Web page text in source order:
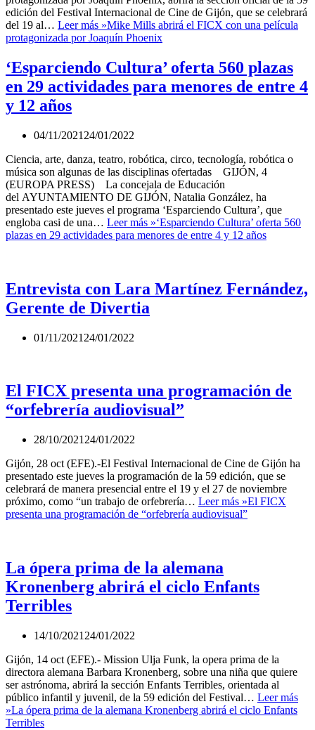
edición del Festival Internacional de Cine de Gijón, que se celebrará
del 19 al… Leer más »Mike Mills abrirá el FICX con una película
protagonizada por Joaquín Phoenix
‘Esparciendo Cultura’ oferta 560 plazas
en 29 actividades para menores de entre 4
y 12 años
04/11/2021 24/01/2022
Ciencia, arte, danza, teatro, robótica, circo, tecnología, robótica o
música son algunas de las disciplinas ofertadas GIJÓN, 4
(EUROPA PRESS) La concejala de Educación
del AYUNTAMIENTO DE GIJÓN, Natalia González, ha
presentado este jueves el programa ‘Esparciendo Cultura’, que
engloba casi de una… Leer más »‘Esparciendo Cultura’ oferta 560
plazas en 29 actividades para menores de entre 4 y 12 años
Entrevista con Lara Martínez Fernández,
Gerente de Divertia
01/11/2021 24/01/2022
El FICX presenta una programación de
“orfebrería audiovisual”
28/10/2021 24/01/2022
Gijón, 28 oct (EFE).-El Festival Internacional de Cine de Gijón ha
presentado este jueves la programación de la 59 edición, que se
celebrará de manera presencial entre el 19 y el 27 de noviembre
próximo, como “un trabajo de orfebrería… Leer más »El FICX
presenta una programación de “orfebrería audiovisual”
La ópera prima de la alemana
Kronenberg abrirá el ciclo Enfants
Terribles
14/10/2021 24/01/2022
Gijón, 14 oct (EFE).- Mission Ulja Funk, la opera prima de la
directora alemana Barbara Kronenberg, sobre una niña que quiere
ser astrónoma, abrirá la sección Enfants Terribles, orientada al
público infantil y juvenil, de la 59 edición del Festival… Leer más
»La ópera prima de la alemana Kronenberg abrirá el ciclo Enfants
Terribles